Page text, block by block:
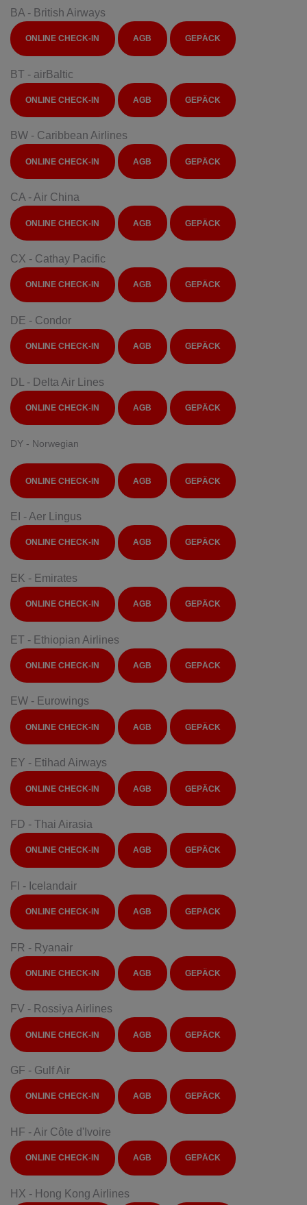
BA - British Airways
ONLINE CHECK-IN AGB GEPÄCK
BT - airBaltic
ONLINE CHECK-IN AGB GEPÄCK
BW - Caribbean Airlines
ONLINE CHECK-IN AGB GEPÄCK
CA - Air China
ONLINE CHECK-IN AGB GEPÄCK
CX - Cathay Pacific
ONLINE CHECK-IN AGB GEPÄCK
DE - Condor
ONLINE CHECK-IN AGB GEPÄCK
DL - Delta Air Lines
ONLINE CHECK-IN AGB GEPÄCK
DY - Norwegian
ONLINE CHECK-IN AGB GEPÄCK
EI - Aer Lingus
ONLINE CHECK-IN AGB GEPÄCK
EK - Emirates
ONLINE CHECK-IN AGB GEPÄCK
ET - Ethiopian Airlines
ONLINE CHECK-IN AGB GEPÄCK
EW - Eurowings
ONLINE CHECK-IN AGB GEPÄCK
EY - Etihad Airways
ONLINE CHECK-IN AGB GEPÄCK
FD - Thai Airasia
ONLINE CHECK-IN AGB GEPÄCK
FI - Icelandair
ONLINE CHECK-IN AGB GEPÄCK
FR - Ryanair
ONLINE CHECK-IN AGB GEPÄCK
FV - Rossiya Airlines
ONLINE CHECK-IN AGB GEPÄCK
GF - Gulf Air
ONLINE CHECK-IN AGB GEPÄCK
HF - Air Côte d'Ivoire
ONLINE CHECK-IN AGB GEPÄCK
HX - Hong Kong Airlines